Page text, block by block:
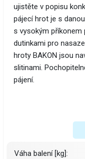
ujistěte v popisu
pájecí hrot je s
s vysokým příkonem
dutinkami pro
hroty BAKON jsou
slitinami.
pájení.
Váha balení [kg]: